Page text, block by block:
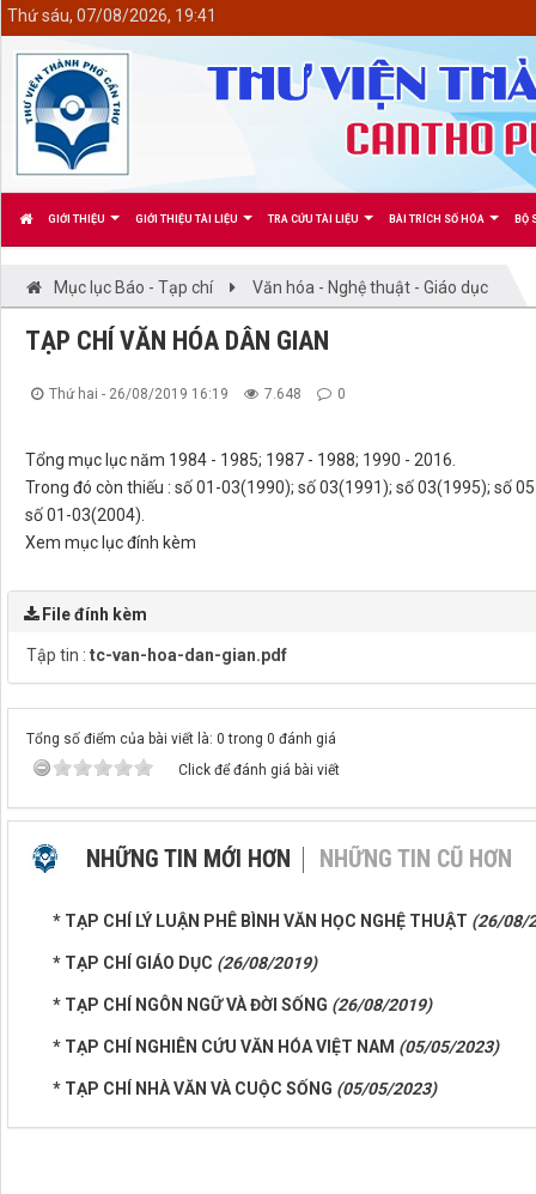
GIỚI THIỆU GIỚI THIỆU TÀI LIỆU TRA CỨU TÀI LIỆU BÀI TRÍCH SỐ HÓA BỘ
Thứ sáu, 07/08/2026, 19:41
Mục lục Báo - Tạp chí Văn hóa - Nghệ thuật - Giáo dục
TẠP CHÍ VĂN HÓA DÂN GIAN
Thứ hai - 26/08/2019 16:19 7.648 0
Tổng mục lục năm 1984 - 1985; 1987 - 1988; 1990 - 2016.
Trong đó còn thiếu : số 01-03(1990); số 03(1991); số 03(1995); số
số 01-03(2004).
Xem mục lục đính kèm
File đính kèm
Tập tin : tc-van-hoa-dan-gian.pdf
Tổng số điểm của bài viết là: 0 trong 0 đánh giá
Click để đánh giá bài viết
NHỮNG TIN MỚI HƠN NHỮNG TIN CŨ HƠN
* TẠP CHÍ LÝ LUẬN PHÊ BÌNH VĂN HỌC NGHỆ THUẬT (26/08/
* TẠP CHÍ GIÁO DỤC (26/08/2019)
* TẠP CHÍ NGÔN NGỮ VÀ ĐỜI SỐNG (26/08/2019)
* TẠP CHÍ NGHIÊN CỨU VĂN HÓA VIỆT NAM (05/05/2023)
* TẠP CHÍ NHÀ VĂN VÀ CUỘC SỐNG (05/05/2023)
<